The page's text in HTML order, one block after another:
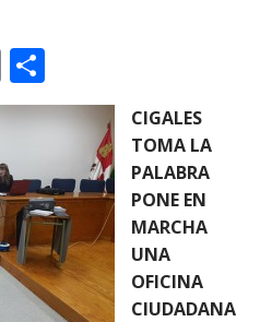
E
m
ai
l
o
m
p
ar
ti
r
CIGALES
TOMA LA
PALABRA
PONE EN
MARCHA
UNA
OFICINA
CIUDADANA